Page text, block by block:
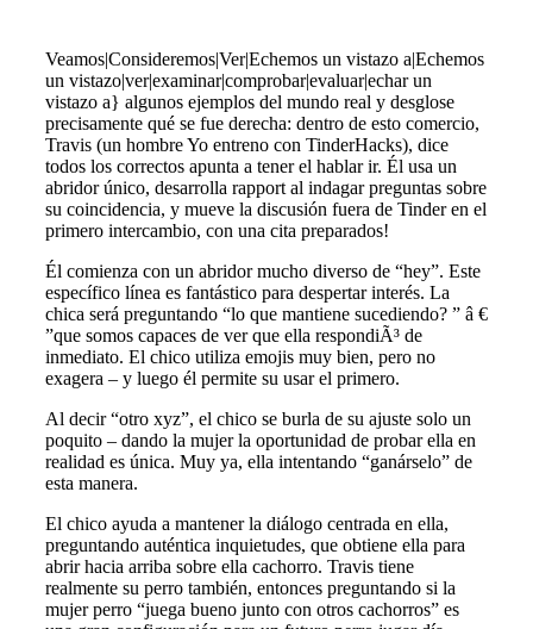
Veamos|Consideremos|Ver|Echemos un vistazo a|Echemos
un vistazo|ver|examinar|comprobar|evaluar|echar un
vistazo a} algunos ejemplos del mundo real y desglose
precisamente qué se fue derecha: dentro de esto comercio,
Travis (un hombre Yo entreno con TinderHacks), dice
todos los correctos apunta a tener el hablar ir. Él usa un
abridor único, desarrolla rapport al indagar preguntas sobre
su coincidencia, y mueve la discusión fuera de Tinder en el
primero intercambio, con una cita preparados!
Él comienza con un abridor mucho diverso de “hey”. Este
específico línea es fantástico para despertar interés. La
chica será preguntando “lo que mantiene sucediendo? ” â €
”que somos capaces de ver que ella respondiÃ³ de
inmediato. El chico utiliza emojis muy bien, pero no
exagera – y luego él permite su usar el primero.
Al decir “otro xyz”, el chico se burla de su ajuste solo un
poquito – dando la mujer la oportunidad de probar ella en
realidad es única. Muy ya, ella intentando “ganárselo” de
esta manera.
El chico ayuda a mantener la diálogo centrada en ella,
preguntando auténtica inquietudes, que obtiene ella para
abrir hacia arriba sobre ella cachorro. Travis tiene
realmente su perro también, entonces preguntando si la
mujer perro “juega bueno junto con otros cachorros” es